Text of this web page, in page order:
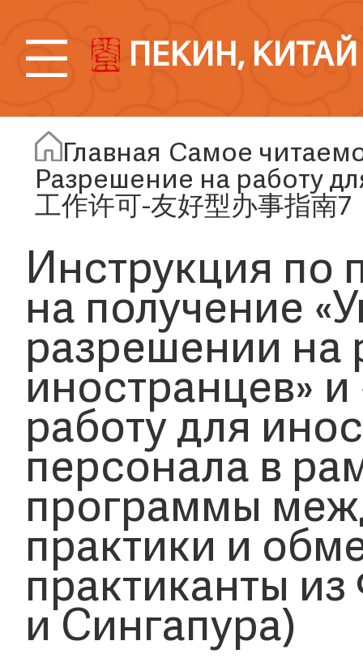
ПЕКИН, КИТАЙ
Главная Самое
Разрешение на работу
工作许可-友好型办事指南7
Инструкция по
на получение
разрешении на
иностранцев»
работу для
персонала в
программы
практики и
практиканты
и Сингапура)